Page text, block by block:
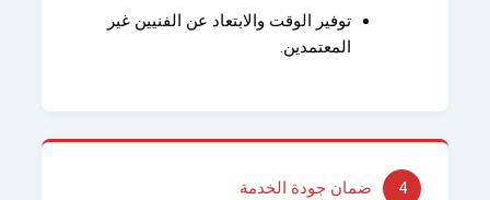
توفير الوقت والابتعاد عن الفنيين غير
المعتمدين.
4
ضمان جودة الخدمة